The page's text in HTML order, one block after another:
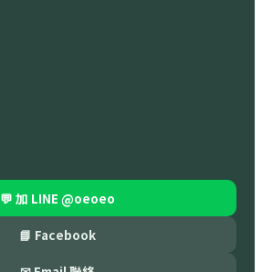
💬 加 LINE @oeoeo
📘 Facebook